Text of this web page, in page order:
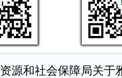
源和社会保障局关于